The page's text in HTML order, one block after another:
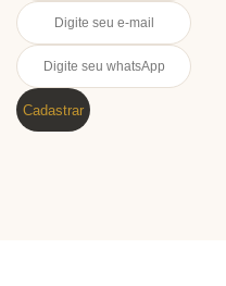
Cadastrar